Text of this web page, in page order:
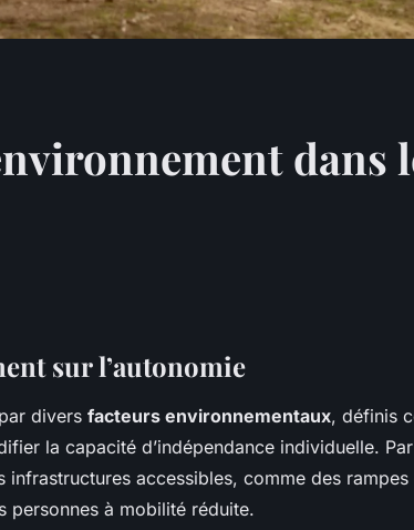
dans
sur l’autonomie
divers facteurs environnementaux, définis
la capacité d’indépendance individuelle. Par
infrastructures accessibles, comme des rampes
personnes à mobilité réduite.